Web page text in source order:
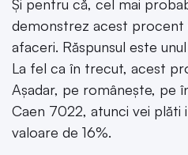
Și pentru că, cel mai
demonstrez acest procent
afaceri. Răspunsul este
La fel ca în trecut, acest
Așadar, pe românește, pe
Caen 7022, atunci vei
valoare de 16%.